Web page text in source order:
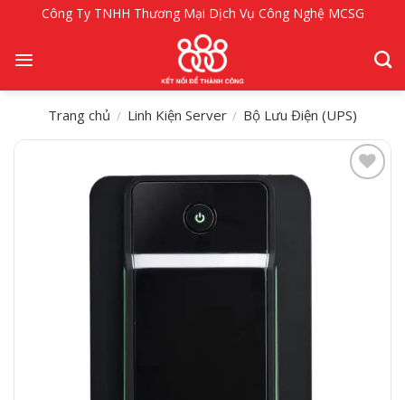
nội
Công Ty TNHH Thương Mại Dịch Vụ Công Nghệ MCSG
Trang chủ / Linh Kiện Server / Bộ Lưu Điện (UPS)